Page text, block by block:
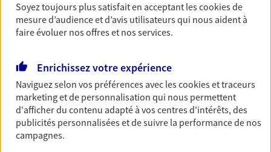
France
63 Rue Du Greyffie De Bellecombe, 73600 Moutiers
Tarentaise
Horaires :Fermé
Ouvre demain à 08:30
04 79 22 90 34
Soyez toujours plus satisfait en acceptant lescookiesde
mesure d’audience et d’avis utilisateurs qui nous aident à
faire évoluer nos offres et nos services.
Enrichissez votre expérience
Naviguez selon vos préférences avec lescookies et traceurs
marketing et de personnalisation qui nous permettent
d'afficher du contenu adapté à vos centres d'intérêts, des
publicités personnalisées et de suivre la performance de nos
campagnes.